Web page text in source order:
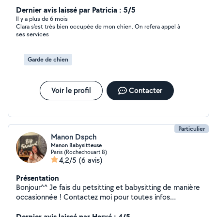
Dernier avis laissé par Patricia : 5/5
Il y a plus de 6 mois
Clara s'est très bien occupée de mon chien. On refera appel à
ses services
Garde de chien
Voir le profil Contacter
Particulier
Manon Dspch
Manon Babysitteuse
Paris (Rochechouart 8)
4,2/5 (6 avis)
Présentation
Bonjour^^ Je fais du petsitting et babysitting de manière
occasionnée ! Contactez moi pour toutes infos